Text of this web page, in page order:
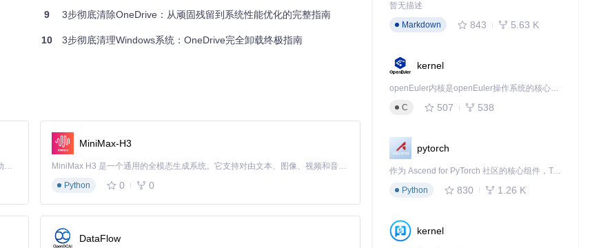
9 3步彻底清除OneDrive：从顽固残留到系统性能优化的完整指南
10 3步彻底清理Windows系统：OneDrive完全卸载终极指南
Claude Code 的开源替代方案。连接任意大模型，编辑代码，运行命令，自动验证 — 全自动执行。用 Rust 构建，极致性能。 ｜ An open-source alternative to Claude Code. Connect any LLM, edit code, run commands, and verify changes — autonomously. Built in Rust for speed. Get Started
MiniMax-H3
MiniMax H3 是一个通用的全模态生成系统。它支持对由文本、图像、视频和音频组成的多模态上下文进行统一理解，并能生成分辨率高达 2K、时长可达 15 秒的带原生立体声音频的视频。得益于面向任务泛化的系统设计，H3 在预训练阶段就已具备广泛的多模态上下文理解与生成能力，能够出色地执行复杂的多模态指令。
Python
0 0
DataFlow
暂无描述
Markdown
843 5.63 K
kernel
openEuler内核是openEuler操作系统的核心，既是系统性能与稳定性的基石，也是连接处理器、设备与服务的桥梁。
C
507 538
pytorch
作为 Ascend for PyTorch 社区的核心组件，TorchNPU 是昇腾专为 PyTorch 打造的深度学习适配插件，使 PyTorch 框架能够直接调用昇腾 NPU，为开发者提供昇腾 AI 处理器的超强算力。
Python
830 1.26 K
kernel